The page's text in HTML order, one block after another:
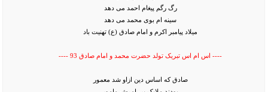
رگ رگم پیغام احمد می دهد
سینه ام بوی محمد می دهد
میلاد پیامبر اکرم و امام صادق (ع) تهنیت باد
---- اس ام اس تبریک تولد حضرت محمد و امام صادق 93 ----
صادق که اساس دین ازاو شد معمور